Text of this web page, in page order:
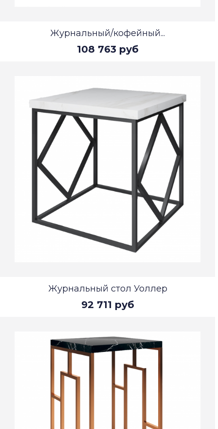
Журнальный/кофейный...
108 763 руб
Журнальный стол Уоллер
92 711 руб